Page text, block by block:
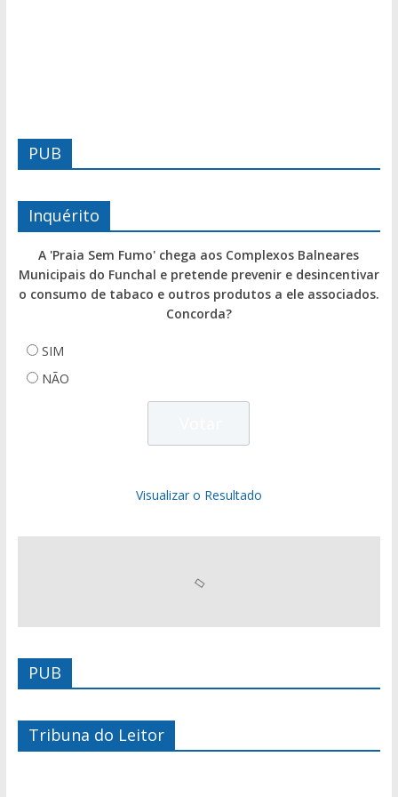
PUB
Inquérito
A 'Praia Sem Fumo' chega aos Complexos Balneares
Municipais do Funchal e pretende prevenir e desincentivar
o consumo de tabaco e outros produtos a ele associados.
Concorda?
SIM
NÃO
Visualizar o Resultado
PUB
Tribuna do Leitor